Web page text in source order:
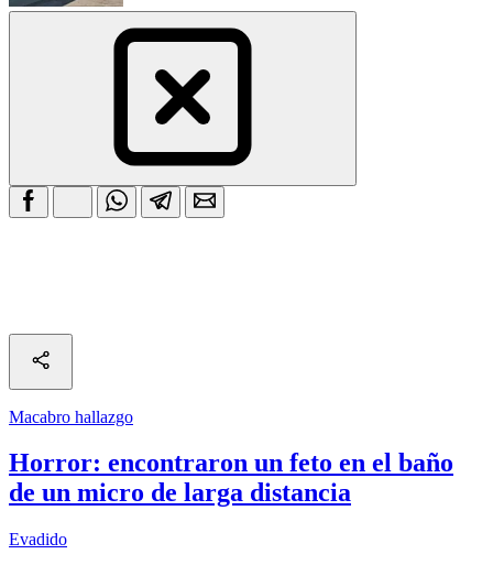
Macabro hallazgo
Horror: encontraron un feto en el baño
de un micro de larga distancia
Evadido